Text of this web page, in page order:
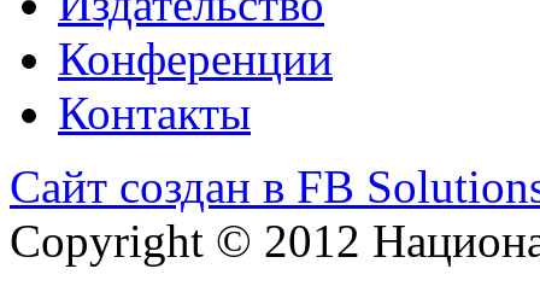
Конференции
Контакты
Сайт создан в FB
Copyright © 2012